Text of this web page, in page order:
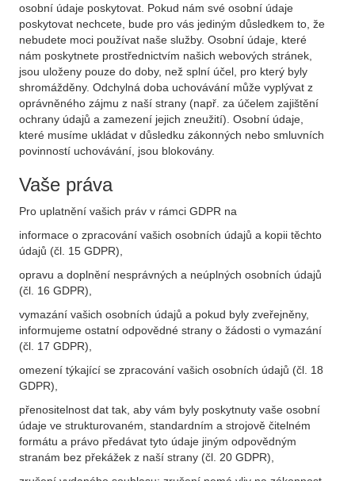
osobní údaje poskytovat. Pokud nám své osobní údaje
poskytovat nechcete, bude pro vás jediným důsledkem to, že
nebudete moci používat naše služby. Osobní údaje, které
nám poskytnete prostřednictvím našich webových stránek,
jsou uloženy pouze do doby, než splní účel, pro který byly
shromážděny. Odchylná doba uchovávání může vyplývat z
oprávněného zájmu z naší strany (např. za účelem zajištění
ochrany údajů a zamezení jejich zneužití). Osobní údaje,
které musíme ukládat v důsledku zákonných nebo smluvních
povinností uchovávání, jsou blokovány.
Vaše práva
Pro uplatnění vašich práv v rámci GDPR na
informace o zpracování vašich osobních údajů a kopii těchto
údajů (čl. 15 GDPR),
opravu a doplnění nesprávných a neúplných osobních údajů
(čl. 16 GDPR),
vymazání vašich osobních údajů a pokud byly zveřejněny,
informujeme ostatní odpovědné strany o žádosti o vymazání
(čl. 17 GDPR),
omezení týkající se zpracování vašich osobních údajů (čl. 18
GDPR),
přenositelnost dat tak, aby vám byly poskytnuty vaše osobní
údaje ve strukturovaném, standardním a strojově čitelném
formátu a právo předávat tyto údaje jiným odpovědným
stranám bez překážek z naší strany (čl. 20 GDPR),